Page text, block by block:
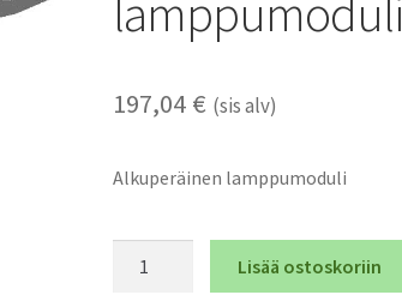
lamppumoduli
197,04 € (sis alv)
Alkuperäinen lamppumoduli
Lisää ostoskoriin